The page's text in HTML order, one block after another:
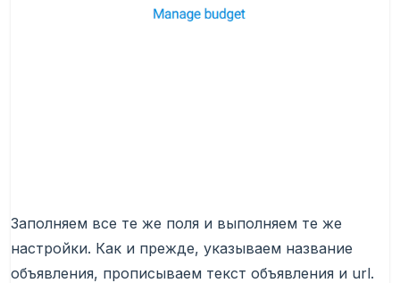
Заполняем все те же поля и выполняем те же
настройки. Как и прежде, указываем название
объявления, прописываем текст объявления и url.